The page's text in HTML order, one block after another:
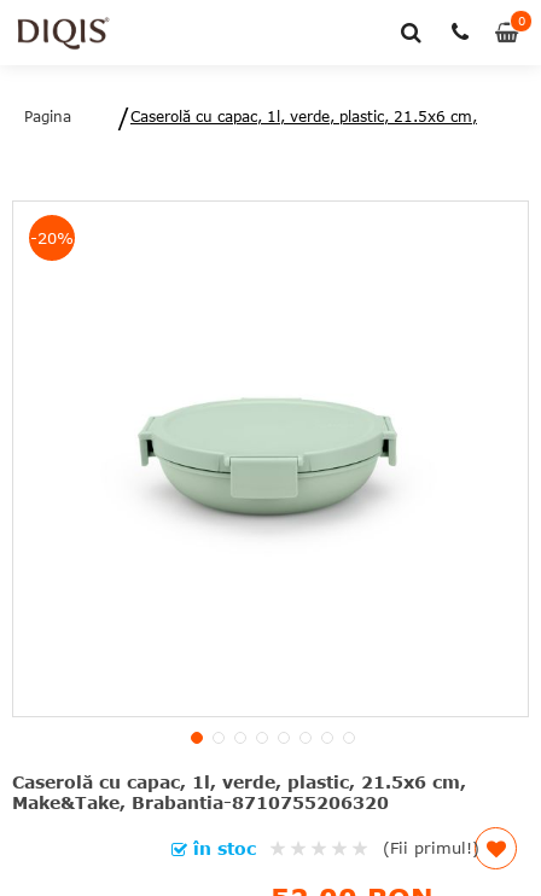
00
Pagina
Caserolă cu capac, 1l, verde, plastic, 21.5x6 cm,
Caserolă cu capac, 1l, verde, plastic, 21.5x6 cm,
Make&Take, Brabantia-8710755206320
Rating:
(Fii primul!)
în stoc
-20%